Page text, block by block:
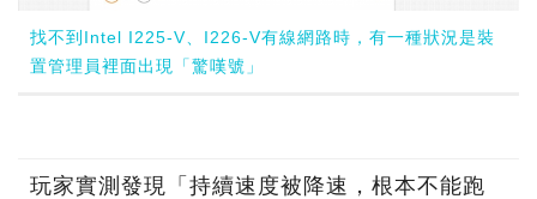
找不到Intel I225-V、I226-V有線網路時，有一種狀況是裝
置管理員裡面出現「驚嘆號」
玩家實測發現「持續速度被降速，根本不能跑